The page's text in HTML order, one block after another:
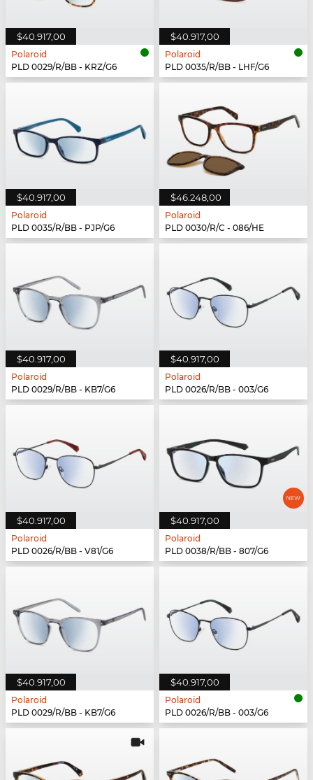
$40.917,00
Polaroid
PLD 0029/R/BB - KRZ/G6
$40.917,00
Polaroid
PLD 0035/R/BB - LHF/G6
$40.917,00
Polaroid
PLD 0035/R/BB - PJP/G6
$46.248,00
Polaroid
PLD 0030/R/C - 086/HE
$40.917,00
Polaroid
PLD 0029/R/BB - KB7/G6
$40.917,00
Polaroid
PLD 0026/R/BB - 003/G6
$40.917,00
Polaroid
PLD 0026/R/BB - V81/G6
$40.917,00
Polaroid
PLD 0038/R/BB - 807/G6
$40.917,00
Polaroid
PLD 0029/R/BB - KB7/G6
$40.917,00
Polaroid
PLD 0026/R/BB - 003/G6